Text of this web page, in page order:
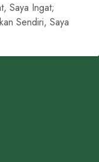
Saya Ingat;
Sendiri, Saya